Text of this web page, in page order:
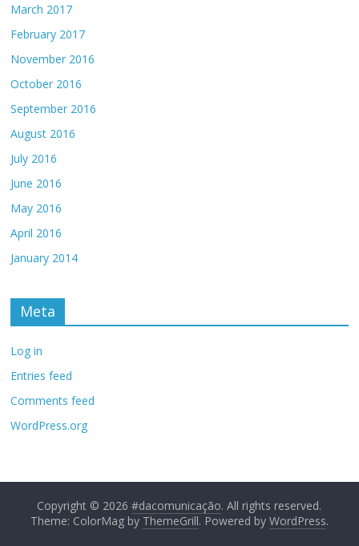
March 2017
February 2017
November 2016
October 2016
September 2016
August 2016
July 2016
June 2016
May 2016
April 2016
January 2014
Meta
Log in
Entries feed
Comments feed
WordPress.org
Copyright © 2026#dacomunicação. All rights reserved.
Theme: ColorMag by ThemeGrill. Powered by WordPress.